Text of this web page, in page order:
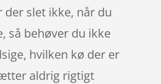
der slet ikke, når du
så behøver du ikke
hvilken kø der er
aldrig rigtigt